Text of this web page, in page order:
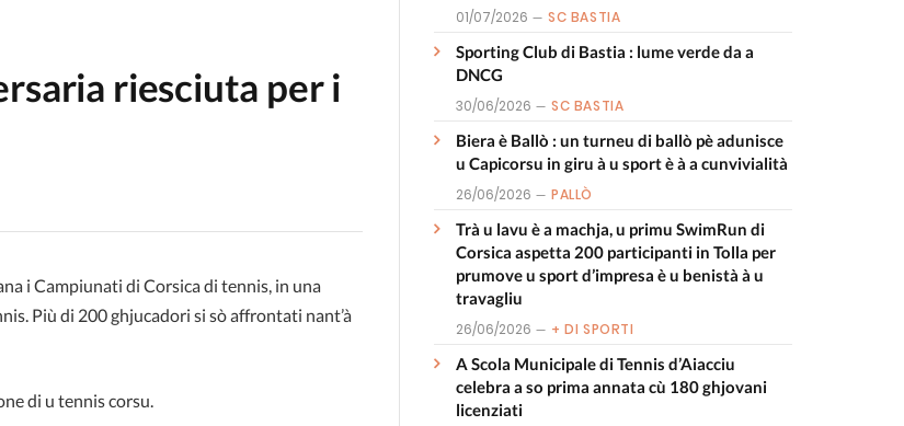
riesciuta per i
i Campiunati di Corsica di tennis, in una
Più di 200 ghjucadori si sò affrontati nant’à
di u tennis corsu.
01/07/2026 SC BASTIA
Sporting Club di Bastia : lume verde da a
DNCG
30/06/2026 SC BASTIA
Biera è Ballò : un turneu di ballò pè adunisce
u Capicorsu in giru à u sport è à a cunvivialità
26/06/2026 PALLÒ
Trà u lavu è a machja, u primu SwimRun di
Corsica aspetta 200 participanti in Tolla per
prumove u sport d’impresa è u benistà à u
travagliu
26/06/2026 + DI SPORTI
A Scola Municipale di Tennis d’Aiacciu
celebra a so prima annata cù 180 ghjovani
licenziati